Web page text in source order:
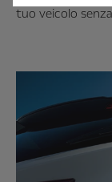
tuo veicolo